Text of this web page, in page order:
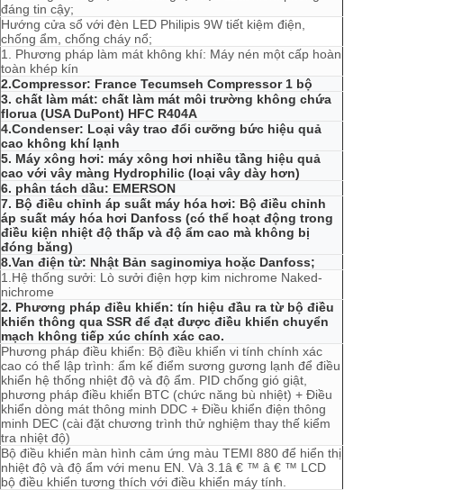
đáng tin cậy;
Hướng cửa sổ với đèn LED Philipis 9W tiết kiệm điện,
chống ẩm, chống cháy nổ;
1. Phương pháp làm mát không khí: Máy nén một cấp hoàn
toàn khép kín
2.Compressor: France Tecumseh Compressor 1 bộ
3. chất làm mát: chất làm mát môi trường không chứa
florua (USA DuPont) HFC R404A
4.Condenser: Loại vây trao đổi cưỡng bức hiệu quả
cao không khí lạnh
5. Máy xông hơi: máy xông hơi nhiều tầng hiệu quả
cao với vây màng Hydrophilic (loại vây dày hơn)
6. phân tách dầu: EMERSON
7. Bộ điều chỉnh áp suất máy hóa hơi: Bộ điều chỉnh
áp suất máy hóa hơi Danfoss (có thể hoạt động trong
điều kiện nhiệt độ thấp và độ ẩm cao mà không bị
đóng băng)
8.Van điện từ: Nhật Bản saginomiya hoặc Danfoss;
1.Hệ thống sưởi: Lò sưởi điện hợp kim nichrome Naked-
nichrome
2. Phương pháp điều khiển: tín hiệu đầu ra từ bộ điều
khiển thông qua SSR để đạt được điều khiển chuyển
mạch không tiếp xúc chính xác cao.
Phương pháp điều khiển: Bộ điều khiển vi tính chính xác
cao có thể lập trình: ẩm kế điểm sương gương lạnh để điều
khiển hệ thống nhiệt độ và độ ẩm. PID chống gió giật,
phương pháp điều khiển BTC (chức năng bù nhiệt) + Điều
khiển dòng mát thông minh DDC + Điều khiển điện thông
minh DEC (cài đặt chương trình thử nghiệm thay thế kiểm
tra nhiệt độ)
Bộ điều khiển màn hình cảm ứng màu TEMI 880 để hiển thị
nhiệt độ và độ ẩm với menu EN. Và 3.1â € ™ â € ™ LCD
bộ điều khiển tương thích với điều khiển máy tính.